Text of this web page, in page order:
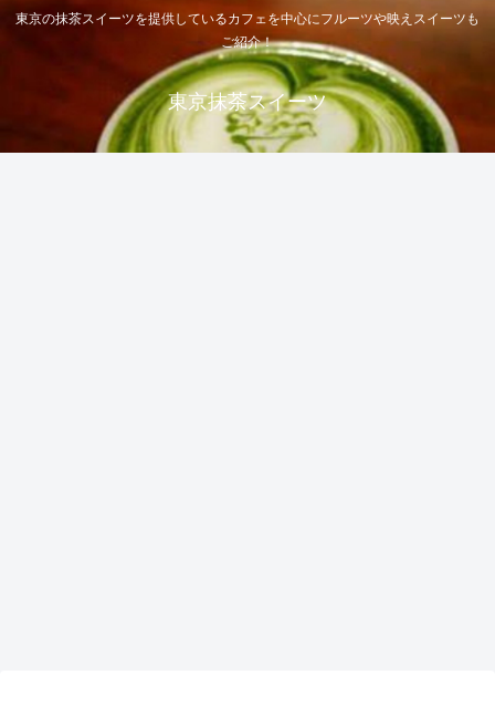
東京の抹茶スイーツを提供しているカフェを中心にフルーツや映えスイーツも
ご紹介！
東京抹茶スイーツ